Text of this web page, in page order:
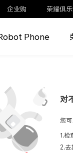
企业购 荣耀俱
Phone
对
您
1.检
2.去